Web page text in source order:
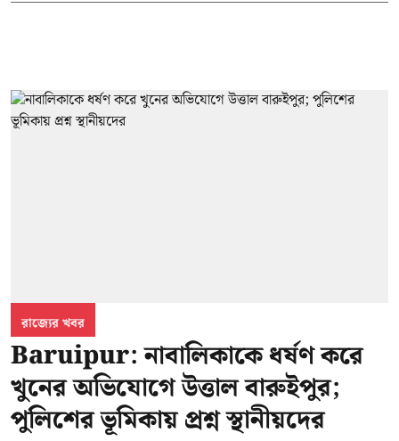
রাজ্যের খবর
Baruipur: নাবালিকাকে ধর্ষণ করে
খুনের অভিযোগে উত্তাল বারুইপুর;
পুলিশের ভূমিকায় প্রশ্ন স্থানীয়দের